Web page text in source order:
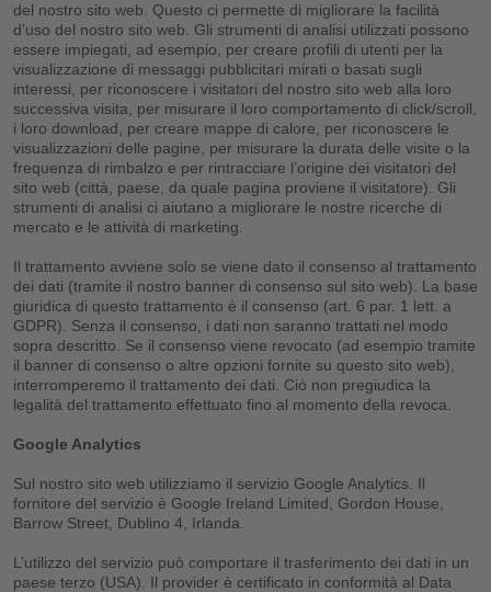
Chi siamo
del nostro sito web. Questo ci permette di migliorare la facilità
d’uso del nostro sito web. Gli strumenti di analisi utilizzati possono
essere impiegati, ad esempio, per creare profili di utenti per la
visualizzazione di messaggi pubblicitari mirati o basati sugli
interessi, per riconoscere i visitatori del nostro sito web alla loro
successiva visita, per misurare il loro comportamento di click/scroll,
i loro download, per creare mappe di calore, per riconoscere le
visualizzazioni delle pagine, per misurare la durata delle visite o la
frequenza di rimbalzo e per rintracciare l’origine dei visitatori del
sito web (città, paese, da quale pagina proviene il visitatore). Gli
strumenti di analisi ci aiutano a migliorare le nostre ricerche di
mercato e le attività di marketing.
Il trattamento avviene solo se viene dato il consenso al trattamento
dei dati (tramite il nostro banner di consenso sul sito web). La base
giuridica di questo trattamento è il consenso (art. 6 par. 1 lett. a
GDPR). Senza il consenso, i dati non saranno trattati nel modo
sopra descritto. Se il consenso viene revocato (ad esempio tramite
il banner di consenso o altre opzioni fornite su questo sito web),
interromperemo il trattamento dei dati. Ciò non pregiudica la
legalità del trattamento effettuato fino al momento della revoca.
Google Analytics
Sul nostro sito web utilizziamo il servizio Google Analytics. Il
fornitore del servizio è Google Ireland Limited, Gordon House,
Barrow Street, Dublino 4, Irlanda.
L’utilizzo del servizio può comportare il trasferimento dei dati in un
paese terzo (USA). Il provider è certificato in conformità al Data